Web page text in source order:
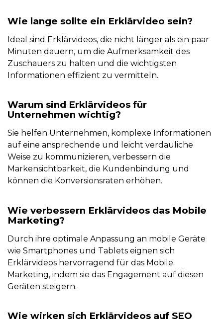
Wie lange sollte ein Erklärvideo sein?
Ideal sind Erklärvideos, die nicht länger als ein paar
Minuten dauern, um die Aufmerksamkeit des
Zuschauers zu halten und die wichtigsten
Informationen effizient zu vermitteln.
Warum sind Erklärvideos für
Unternehmen wichtig?
Sie helfen Unternehmen, komplexe Informationen
auf eine ansprechende und leicht verdauliche
Weise zu kommunizieren, verbessern die
Markensichtbarkeit, die Kundenbindung und
können die Konversionsraten erhöhen.
Wie verbessern Erklärvideos das Mobile
Marketing?
Durch ihre optimale Anpassung an mobile Geräte
wie Smartphones und Tablets eignen sich
Erklärvideos hervorragend für das Mobile
Marketing, indem sie das Engagement auf diesen
Geräten steigern.
Wie wirken sich Erklärvideos auf SEO